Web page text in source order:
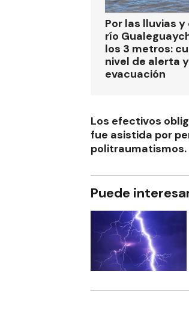
Por las lluvias
río
los 3 metros:
nivel de alerta
evacuación
Los efectivos
fue asistida por
politraumatismos.
Puede